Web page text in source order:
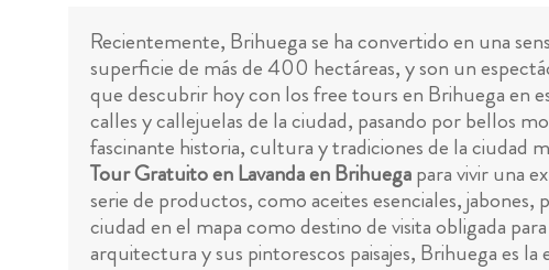
Recientemente, Brihuega se ha convertido en una
superficie de más de 400 hectáreas, y son un
que descubrir hoy con los free tours en Brihuega en
calles y callejuelas de la ciudad, pasando por bellos
fascinante historia, cultura y tradiciones de la ciudad
Tour Gratuito en Lavanda en Brihuegapara vivir una
serie de productos, como aceites esenciales,
ciudad en el mapa como destino de visita obligada
arquitectura y sus pintorescos paisajes, Brihuega es